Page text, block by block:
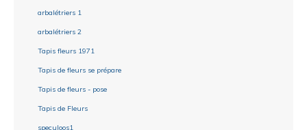
arbalétriers 1
arbalétriers 2
Tapis fleurs 1971
Tapis de fleurs se prépare
Tapis de fleurs - pose
Tapis de Fleurs
speculoos1